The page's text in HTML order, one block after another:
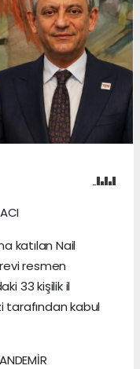
katılan Nail
resmen
33 kişilik il
kabul